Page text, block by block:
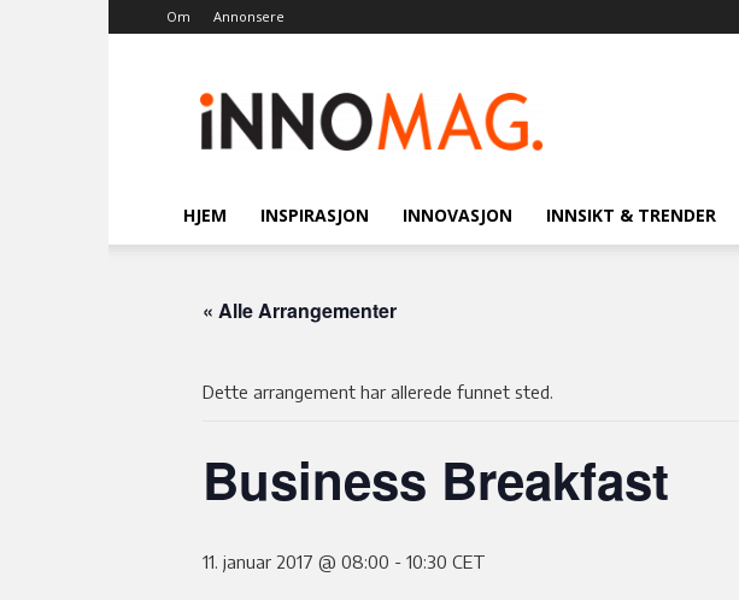
Om Annonsere
HJEM INSPIRASJON INNOVASJON INNSIKT & TRENDER
« Alle Arrangementer
Dette arrangement har allerede funnet sted.
Business Breakfast
11. januar 2017 @ 08:00 - 10:30 CET